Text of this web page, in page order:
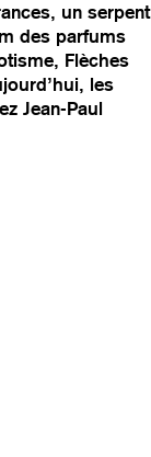
un serpent
des parfums
Flèches
les
Jean-Paul